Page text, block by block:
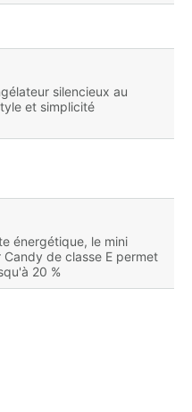
silencieux au
et simplicité
énergétique, le mini
de classe E permet
20 %